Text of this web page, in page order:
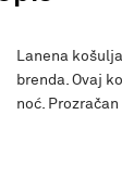
Lanena
brenda. Ovaj
noć.